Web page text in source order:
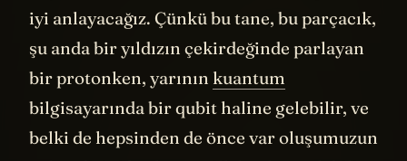
iyi anlayacağız. Çünkü bu tane, bu parçacık,
şu anda bir yıldızın çekirdeğinde parlayan
bir protonken, yarının kuantum
bilgisayarında bir qubit haline gelebilir, ve
belki de hepsinden de önce var oluşumuzun